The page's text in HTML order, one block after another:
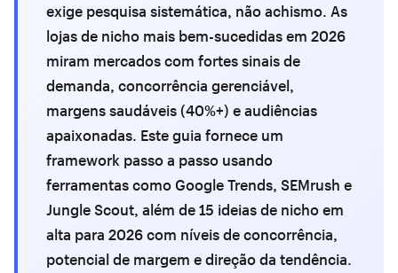
exige pesquisa sistemática, não achismo. As
lojas de nicho mais bem-sucedidas em 2026
miram mercados com fortes sinais de
demanda, concorrência gerenciável,
margens saudáveis (40%+) e audiências
apaixonadas. Este guia fornece um
framework passo a passo usando
ferramentas como Google Trends, SEMrush e
Jungle Scout, além de 15 ideias de nicho em
alta para 2026 com níveis de concorrência,
potencial de margem e direção da tendência.